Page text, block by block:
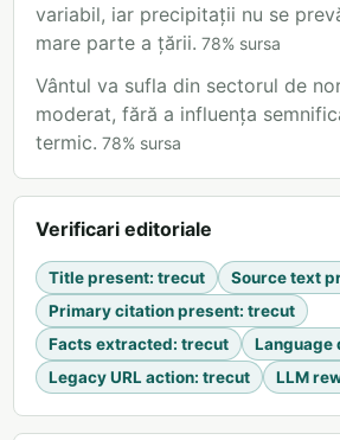
variabil, iar precipitații nu se
mare parte a țării. 78% sursa
Vântul va sufla din sectorul de
moderat, fără a influența
termic. 78% sursa
Verificari editoriale
Title present: trecut Source text
Primary citation present: trecut
Facts extracted: trecut Language
Legacy URL action: trecut LLM